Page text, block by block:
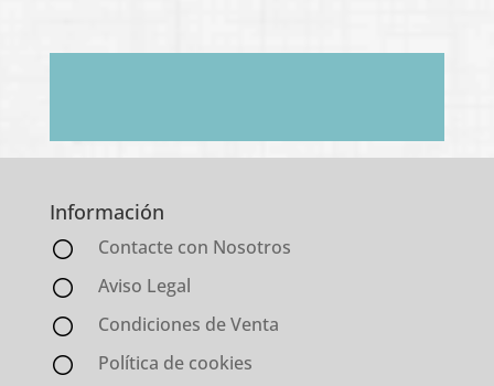
Información
Contacte con Nosotros
Aviso Legal
Condiciones de Venta
Política de cookies